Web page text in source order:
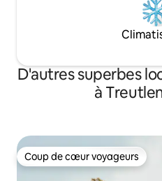
D'autres superbes
à
Coup de cœur voyageurs
Coup de cœur voyageurs